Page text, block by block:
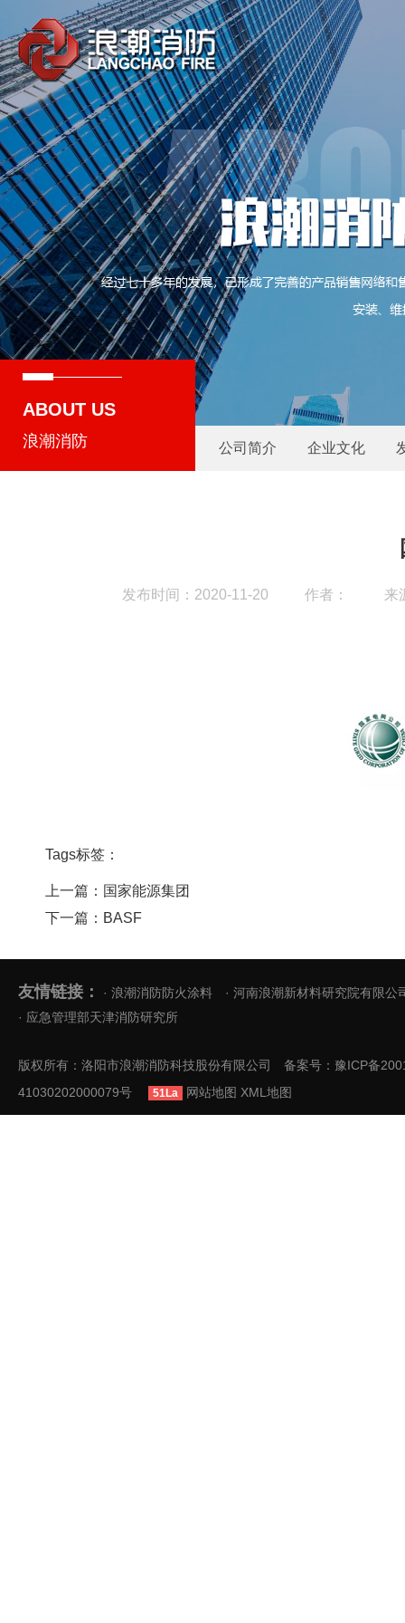
ABOUT US
浪潮消防 公司简介 企业文化
发布时间：2020-11-20 作者： 来
Tags标签：
上一篇：国家能源集团
下一篇：BASF
友情链接： · 浪潮消防防火涂料
· 河南浪潮新材料研究院有限公
· 应急管理部天津消防研究所
版权所有：洛阳市浪潮消防科技股份有限公司 备案号： 豫ICP备
41030202000079号
51La 网站地图 XML地图